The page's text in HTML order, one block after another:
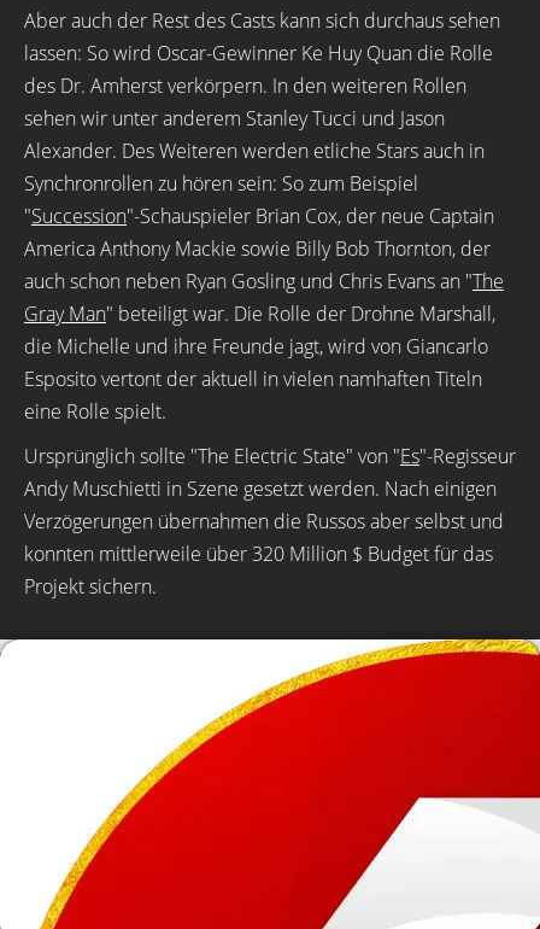
Aber auch der Rest des Casts kann sich durchaus sehen
lassen: So wird Oscar-Gewinner Ke Huy Quan die Rolle
des Dr. Amherst verkörpern. In den weiteren Rollen
sehen wir unter anderem Stanley Tucci und Jason
Alexander. Des Weiteren werden etliche Stars auch in
Synchronrollen zu hören sein: So zum Beispiel
"Succession"-Schauspieler Brian Cox, der neue Captain
America Anthony Mackie sowie Billy Bob Thornton, der
auch schon neben Ryan Gosling und Chris Evans an "The
Gray Man" beteiligt war. Die Rolle der Drohne Marshall,
die Michelle und ihre Freunde jagt, wird von Giancarlo
Esposito vertont der aktuell in vielen namhaften Titeln
eine Rolle spielt.
Ursprünglich sollte "The Electric State" von "Es"-Regisseur
Andy Muschietti in Szene gesetzt werden. Nach einigen
Verzögerungen übernahmen die Russos aber selbst und
konnten mittlerweile über 320 Million $ Budget für das
Projekt sichern.